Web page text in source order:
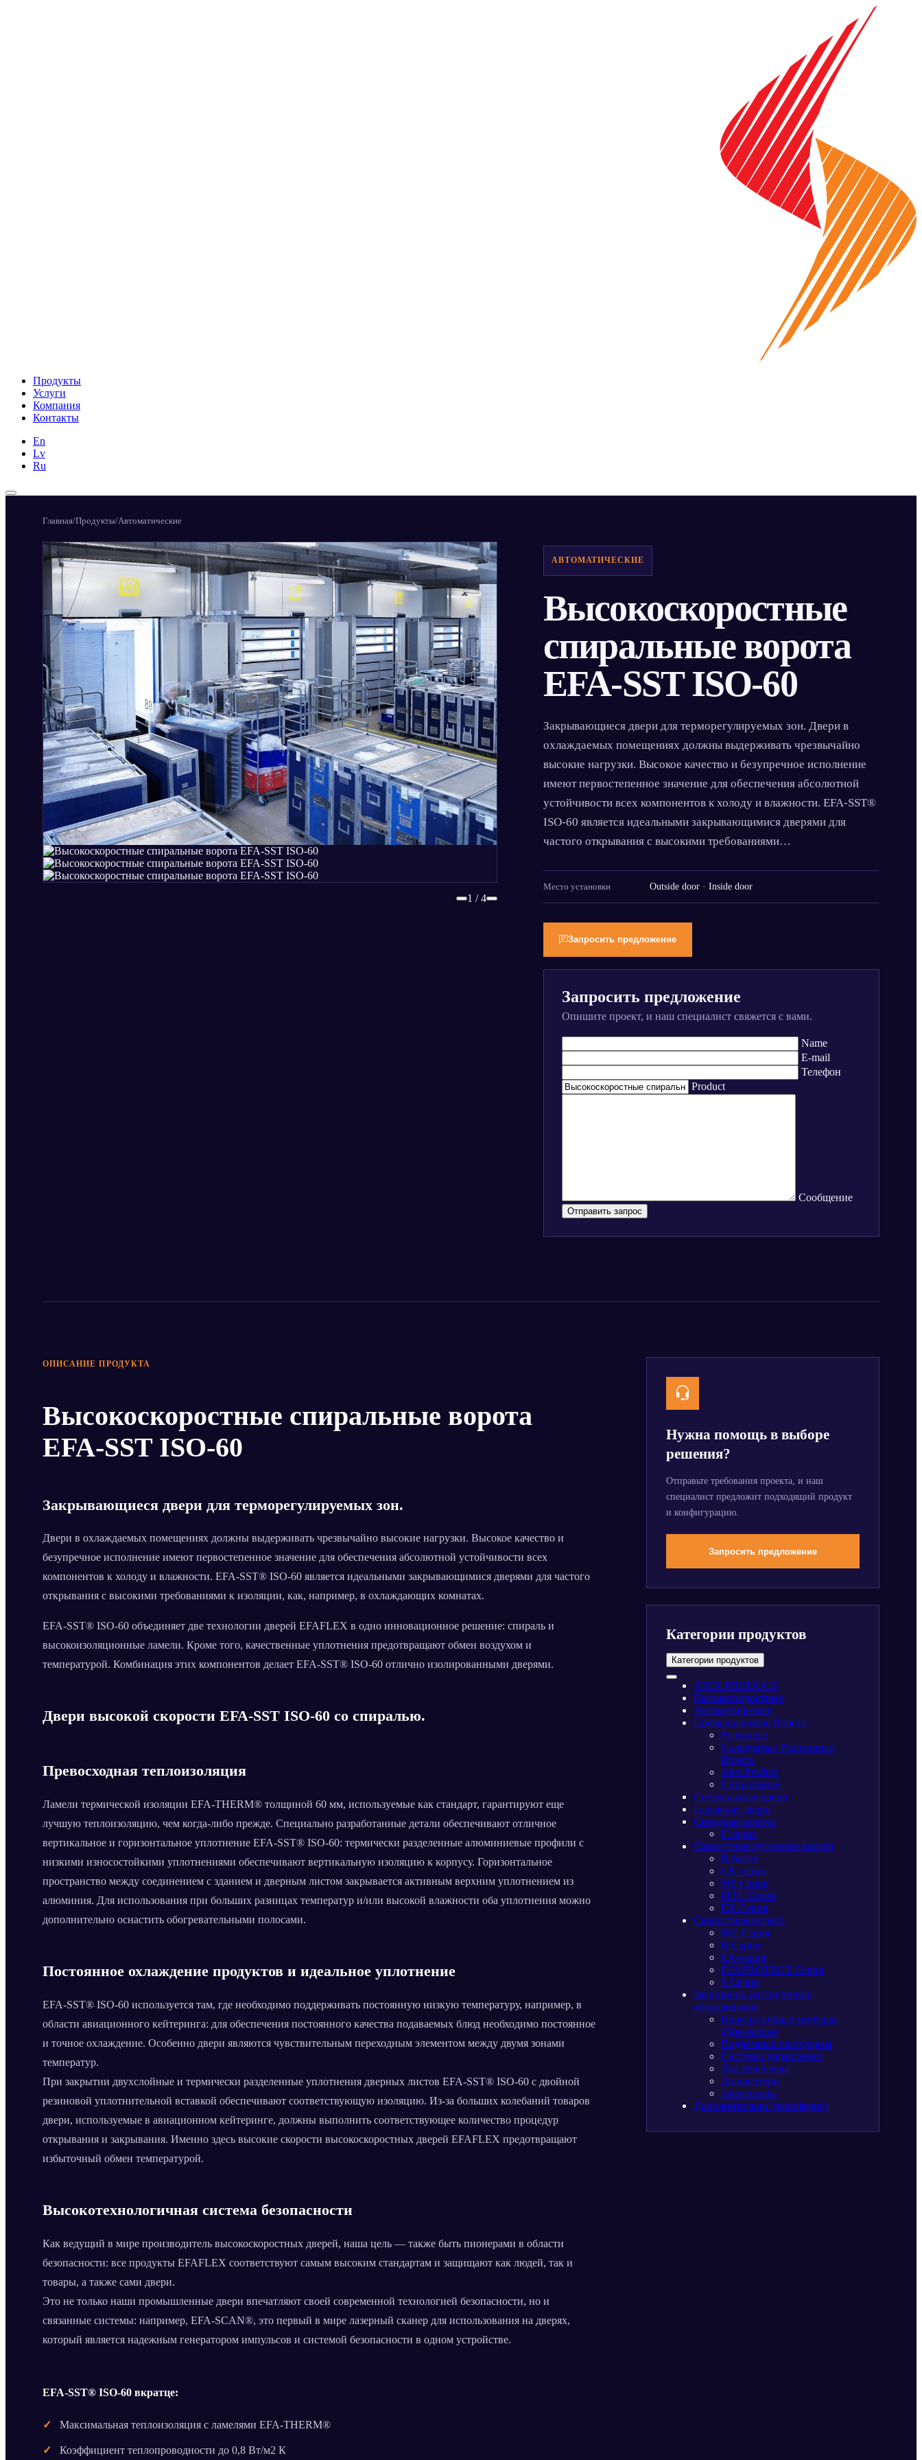
Продукты
Услуги
Компания
Контакты
En
Lv
Ru
Главная/Продукты/Автоматические
1 / 4
АВТОМАТИЧЕСКИЕ
Высокоскоростные
спиральные ворота
EFA-SST ISO-60
Закрывающиеся двери для терморегулируемых зон. Двери в
охлаждаемых помещениях должны выдерживать чрезвычайно
высокие нагрузки. Высокое качество и безупречное исполнение
имеют первостепенное значение для обеспечения абсолютной
устойчивости всех компонентов к холоду и влажности. EFA-SST®
ISO-60 является идеальными закрывающимися дверями для
частого открывания с высокими требованиями…
Место установки Outside door · Inside door
Запросить предложение
Запросить предложение
Опишите проект, и наш специалист свяжется с вами.
Name
E-mail
Телефон
Product
Сообщение
ОПИСАНИЕ ПРОДУКТА
Высокоскоростные спиральные ворота
EFA-SST ISO-60
Закрывающиеся двери для терморегулируемых зон.
Двери в охлаждаемых помещениях должны выдерживать чрезвычайно высокие нагрузки. Высокое качество и
безупречное исполнение имеют первостепенное значение для обеспечения абсолютной устойчивости всех
компонентов к холоду и влажности. EFA-SST® ISO-60 является идеальными закрывающимися дверями для частого
открывания с высокими требованиями к изоляции, как, например, в охлаждающих комнатах.
EFA-SST® ISO-60 объединяет две технологии дверей EFAFLEX в одно инновационное решение: спираль и
высокоизоляционные ламели. Кроме того, качественные уплотнения предотвращают обмен воздухом и
температурой. Комбинация этих компонентов делает EFA-SST® ISO-60 отлично изолированными дверями.
Двери высокой скорости EFA-SST ISO-60 со спиралью.
Превосходная теплоизоляция
Ламели термической изоляции EFA-THERM® толщиной 60 мм, используемые как стандарт, гарантируют еще
лучшую теплоизоляцию, чем когда-либо прежде. Специально разработанные детали обеспечивают отличное
вертикальное и горизонтальное уплотнение EFA-SST® ISO-60: термически разделенные алюминиевые профили с
низкими износостойкими уплотнениями обеспечивают вертикальную изоляцию к корпусу. Горизонтальное
пространство между соединением с зданием и дверным листом закрывается активным верхним уплотнением из
алюминия. Для использования при больших разницах температур и/или высокой влажности оба уплотнения можно
дополнительно оснастить обогревательными полосами.
Постоянное охлаждение продуктов и идеальное уплотнение
EFA-SST® ISO-60 используется там, где необходимо поддерживать постоянную низкую температуру, например, в
области авиационного кейтеринга: для обеспечения постоянного качества подаваемых блюд необходимо постоянное
и точное охлаждение. Особенно двери являются чувствительным переходным элементом между двумя зонами
температур.
При закрытии двухслойные и термически разделенные уплотнения дверных листов EFA-SST® ISO-60 с двойной
резиновой уплотнительной вставкой обеспечивают соответствующую изоляцию. Из-за больших колебаний товаров
двери, используемые в авиационном кейтеринге, должны выполнить соответствующее количество процедур
открывания и закрывания. Именно здесь высокие скорости высокоскоростных дверей EFAFLEX предотвращают
избыточный обмен температурой.
Высокотехнологичная система безопасности
Как ведущий в мире производитель высокоскоростных дверей, наша цель — также быть пионерами в области
безопасности: все продукты EFAFLEX соответствуют самым высоким стандартам и защищают как людей, так и
товары, а также сами двери.
Это не только наши промышленные двери впечатляют своей современной технологией безопасности, но и
связанные системы: например, EFA-SCAN®, это первый в мире лазерный сканер для использования на дверях,
который является надежным генератором импульсов и системой безопасности в одном устройстве.
EFA-SST® ISO-60 вкратце:
Максимальная теплоизоляция с ламелями EFA-THERM®
Коэффициент теплопроводности до 0,8 Вт/м2 К
Нужна помощь в выборе
решения?
Отправьте требования проекта, и наш
специалист предложит подходящий продукт
и конфигурацию.
Запросить предложение
Категории продуктов
Категории продуктов
ATEX PRODUCT
Высокоскоростные
Автоматические
Промышленные Ворота
Рулонные
Складчатые Распашные
Ворота
Atex Product
Спиральные
Специальные двери
Гаражные двери
Складные ворота
F-серия
Скоростные рулонные ворота
R Series
CR серия
MS Серия
MTL Серия
EX Серия
Скоростные ворота
МС Серия
R Серия
EX-серия
EFAPROTECT Серия
S Серия
Загрузочно-разгрузочное
оборудование
Перегрузочные тамбуры
(Док-хаусы)
Подъёмные платформы
Системы управления
Доклевеллеры
Докшелтеры
Аксессуары
Дополнительно (периферия)